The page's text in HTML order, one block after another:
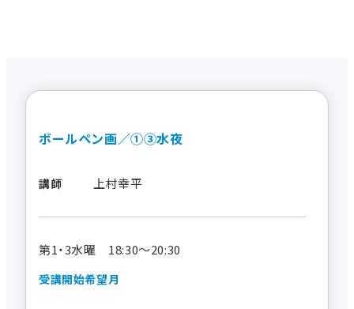
ボールペン画／①③水夜
講師 上村幸平
第1・3水曜 18:30～20:30
受講開始希望月